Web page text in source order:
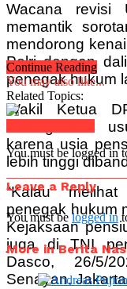
Wacana revisi
memantik
mendorong
Polri dengan
penegak hukum
Wakil Ketua
menegaskan
karena usia
lebih tinggi
“Kalau
penegak hukum
Kejaksaan
juga di TNI
Dasco, 26/5/
Senayan,
Continue Reading
You may also like...
Related Topics:
You must be logged in
Leave a Reply
You must be logged in
More in Berita